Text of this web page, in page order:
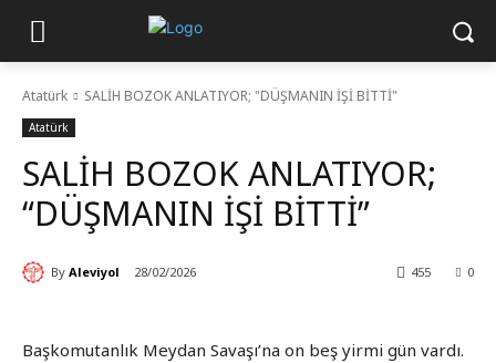
Atatürk SALİH BOZOK ANLATIYOR; "DÜŞMANIN İŞİ BİTTİ"
Atatürk
SALİH BOZOK ANLATIYOR;
“DÜŞMANIN İŞİ BİTTİ”
By Aleviyol 28/02/2026 0
455
Başkomutanlık Meydan Savaşı’na on beş yirmi gün vardı.